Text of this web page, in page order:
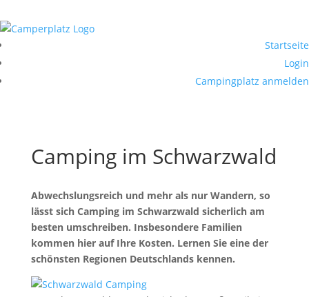
Startseite
Login
Campingplatz anmelden
Camping im Schwarzwald
Abwechslungsreich und mehr als nur Wandern, so
lässt sich Camping im Schwarzwald sicherlich am
besten umschreiben. Insbesondere Familien
kommen hier auf Ihre Kosten. Lernen Sie eine der
schönsten Regionen Deutschlands kennen.